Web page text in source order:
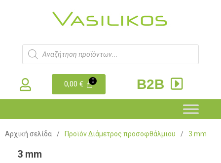
0,00€ B2B
Αρχική σελίδα / Προϊόν Διάμετρος προσοφθάλμιου / 3 mm
3 mm